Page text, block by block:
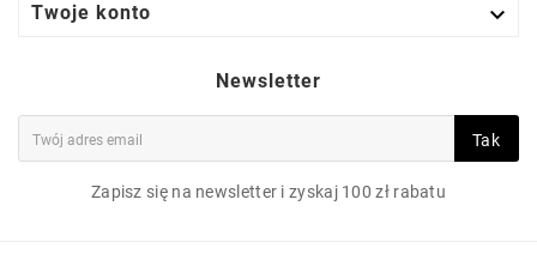
Twoje konto 
Newsletter
Tak
Zapisz się na newsletter i zyskaj 100 zł rabatu